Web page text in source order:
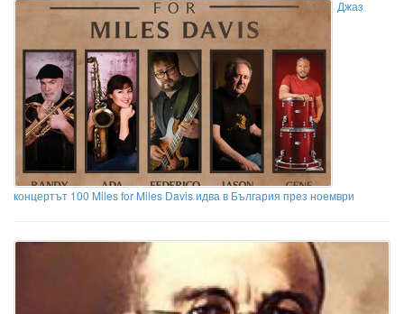
Джаз
концертът 100 Miles for Miles Davis идва в България през ноември